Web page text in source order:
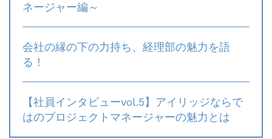
ネージャー編～
会社の縁の下の力持ち、経理部の魅力を語
る！
【社員インタビューvol.5】アイリッジならで
はのプロジェクトマネージャーの魅力とは